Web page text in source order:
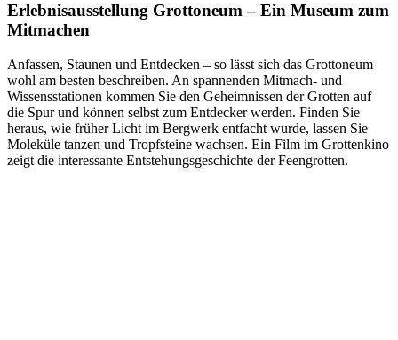
Erlebnisausstellung Grottoneum – Ein Museum zum
Mitmachen
Anfassen, Staunen und Entdecken – so lässt sich das Grottoneum
wohl am besten beschreiben. An spannenden Mitmach- und
Wissensstationen kommen Sie den Geheimnissen der Grotten auf
die Spur und können selbst zum Entdecker werden. Finden Sie
heraus, wie früher Licht im Bergwerk entfacht wurde, lassen Sie
Moleküle tanzen und Tropfsteine wachsen. Ein Film im Grottenkino
zeigt die interessante Entstehungsgeschichte der Feengrotten.